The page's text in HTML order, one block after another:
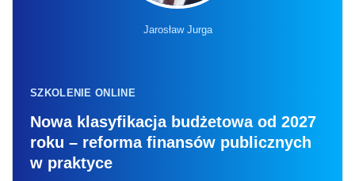
Jarosław Jurga
SZKOLENIE ONLINE
Nowa klasyfikacja budżetowa od 2027
roku – reforma finansów publicznych
w praktyce